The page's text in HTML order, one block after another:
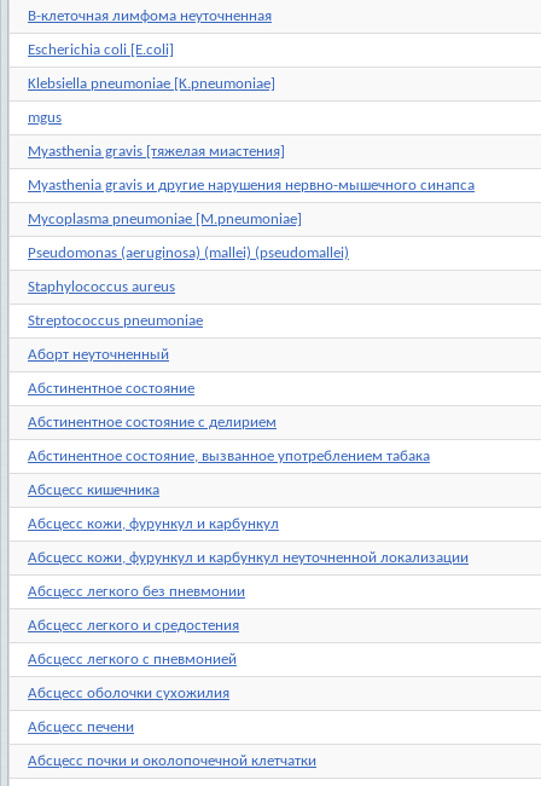
B-клеточная лимфома неуточненная
Escherichia coli [E.coli]
Klebsiella pneumoniae [K.pneumoniae]
mgus
Myasthenia gravis [тяжелая миастения]
Myasthenia gravis и другие нарушения нервно-мышечного синапса
Mycoplasma pneumoniae [M.pneumoniae]
Pseudomonas (aeruginosa) (mallei) (pseudomallei)
Staphylococcus aureus
Streptococcus pneumoniae
Аборт неуточненный
Абстинентное состояние
Абстинентное состояние с делирием
Абстинентное состояние, вызванное употреблением табака
Абсцесс кишечника
Абсцесс кожи, фурункул и карбункул
Абсцесс кожи, фурункул и карбункул неуточненной локализации
Абсцесс легкого без пневмонии
Абсцесс легкого и средостения
Абсцесс легкого с пневмонией
Абсцесс оболочки сухожилия
Абсцесс печени
Абсцесс почки и околопочечной клетчатки